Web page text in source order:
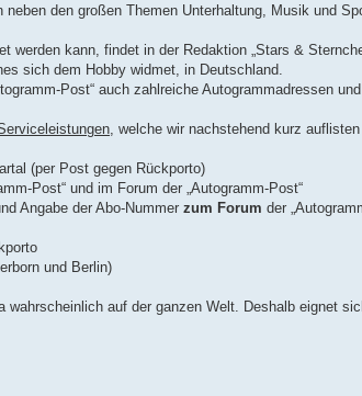
den großen Themen Unterhaltung, Musik und
werden kann, findet in der Redaktion „Stars &
sich dem Hobby widmet, in Deutschland.
Post“ auch zahlreiche Autogrammadressen
, welche wir nachstehend kurz
(per Post gegen Rückporto)
Post“ und im Forum der „Autogramm-Post“
Angabe der Abo-Nummer zum Forum der
und Berlin)
auf der ganzen Welt. Deshalb eignet